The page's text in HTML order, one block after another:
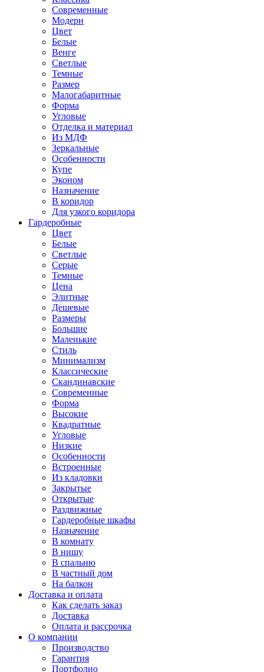
Современные
Модерн
Цвет
Белые
Венге
Светлые
Темные
Размер
Малогабаритные
Форма
Угловые
Отделка и материал
Из МДФ
Зеркальные
Особенности
Купе
Эконом
Назначение
В коридор
Для узкого коридора
Гардеробные
Цвет
Белые
Светлые
Серые
Темные
Цена
Элитные
Дешевые
Размеры
Большие
Маленькие
Стиль
Минимализм
Классические
Скандинавские
Современные
Форма
Высокие
Квадратные
Угловые
Низкие
Особенности
Встроенные
Из кладовки
Закрытые
Открытые
Раздвижные
Гардеробные шкафы
Назначение
В комнату
В нишу
В спальню
В частный дом
На балкон
Доставка и оплата
Как сделать заказ
Доставка
Оплата и рассрочка
О компании
Производство
Гарантия
Портфолио